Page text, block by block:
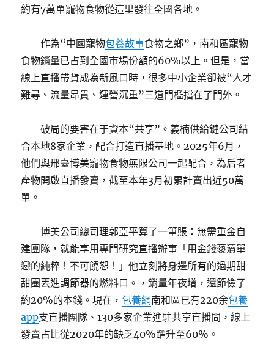
約有7萬單寵物食物從這里發往全國各地。
作為“中國寵物包養故事食物之鄉”，南和區寵物
食物銷量已占到全國市場份額的60%以上。但是，當
線上直播帶貨成為新風口時，很多中小企業卻被“人才
難尋、流量昂貴、運營沉重”三道門檻擋在了門外。
破局的要害在于資本“共享”。義楠供給鏈公司結
合本地8家企業，配合打造直播基地。2025年6月，
他們與邢臺博美寵物食物無限公司一起配合，為后者
產物開啟直播發賣，截至本年3月初累計賣出近50萬
單。
博美公司總司理郭亞平算了一筆賬：無需重金自
建團隊，就能享用專門研究直播辦事「用金錢褻瀆單
戀的純粹！不可饒恕！」他立刻將身邊所有的過期甜
甜圈丟進調節器的燃料口。，銷量年夜增，還節儉了
約20%的本錢。現在，包養網南和區已有220余包養
app支直播團隊、130多家企業進駐共享直播間，線上
發賣占比從2020年的缺乏40%躍升至60%。